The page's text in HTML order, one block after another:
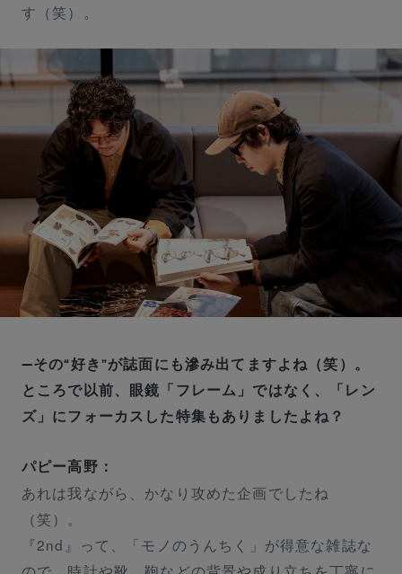
す（笑）。
その“好き”が誌面にも滲み出てますよね（笑）。
ところで以前、眼鏡「フレーム」ではなく、「レン
ズ」にフォーカスした特集もありましたよね？
パピー高野：
あれは我ながら、かなり攻めた企画でしたね
（笑）。
『2nd』って、「モノのうんちく」が得意な雑誌な